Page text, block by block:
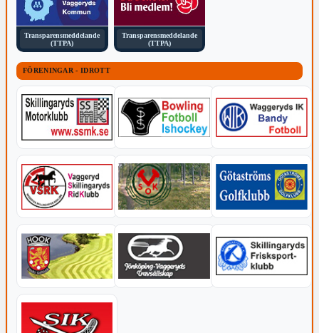
Transparensmeddelande
(TTPA)
Transparensmeddelande
(TTPA)
FÖRENINGAR - IDROTT